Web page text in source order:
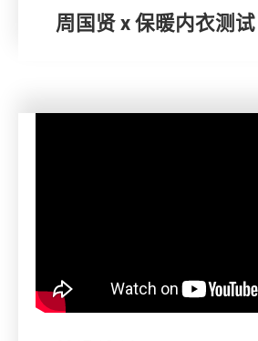
周国贤 x 保暖内衣测试